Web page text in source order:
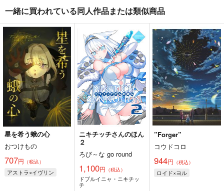
一緒に買われている同人作品または類似商品
星を希う蛾の心
おつけもの
707円 （税込）
アストラ×イヴリン
ニキチッチさんのほん
２
ろび～な go round
1,100円 （税込）
ドブルイニャ・ニキチッ
チ
”Forger”
コウドコロ
944円 （税込）
ロイド×ヨル